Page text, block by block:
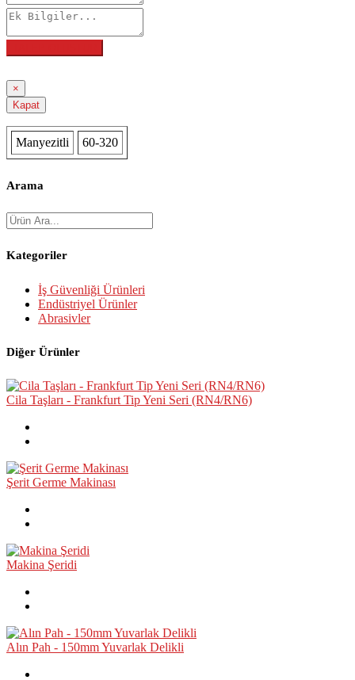
×
Kapat
Manyezitli 60-320
Arama
Kategoriler
İş Güvenliği Ürünleri
Endüstriyel Ürünler
Abrasivler
Diğer Ürünler
Cila Taşları - Frankfurt Tip Yeni Seri (RN4/RN6)
Şerit Germe Makinası
Makina Şeridi
Alın Pah - 150mm Yuvarlak Delikli